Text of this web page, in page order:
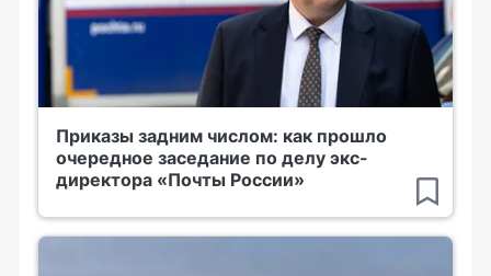
Приказы задним числом: как прошло
очередное заседание по делу экс-
директора «Почты России»